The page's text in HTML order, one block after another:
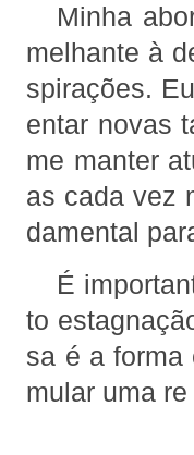
Minha
melhante à
spirações.
entar novas
me manter
as cada vez
damental
É
to
sa é a forma
mular uma re